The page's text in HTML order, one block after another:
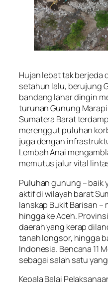
Hujan lebat tak berjeda
setahun lalu, berujung
bandang lahar dingin
turunan Gunung
Sumatera Barat
merenggut puluhan
juga dengan
Lembah Anai
memutus jalur vital
Puluhan gunung – baik
aktif di wilayah barat
lanskap Bukit Barisan –
hingga ke Aceh.
daerah yang kerap
tanah longsor, hingga
Indonesia. Bencana 11
sebagai salah satu
Kepala Balai